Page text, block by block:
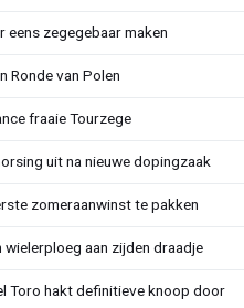
eens zegegebaar maken
Ronde van Polen
fraaie Tourzege
uit na nieuwe dopingzaak
zomeraanwinst te pakken
aan zijden draadje
Toro hakt definitieve knoop door